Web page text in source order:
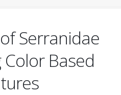
Serranidae
Based